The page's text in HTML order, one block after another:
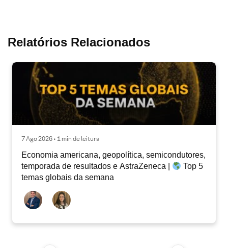
Relatórios Relacionados
7 Ago 2026 • 1 min de leitura
Economia americana, geopolítica, semicondutores,
temporada de resultados e AstraZeneca |
Top 5
temas globais da semana